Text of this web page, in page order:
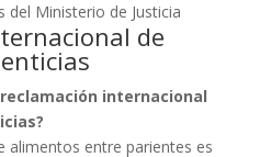
del Ministerio de Justicia
de
internacional
alimentos entre parientes es